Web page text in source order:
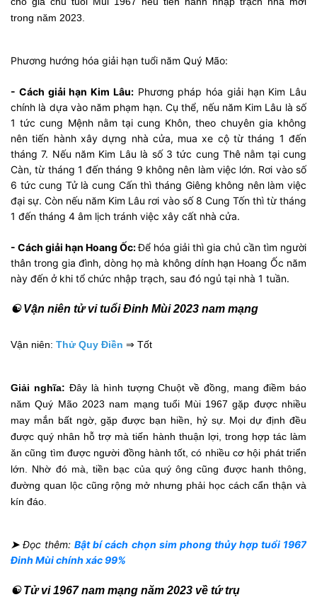
trong năm 2023.
Phương hướng hóa giải hạn tuổi năm Quý Mão:
- Cách giải hạn Kim Lâu:Phương pháp hóa giải hạn Kim Lâu
chính là dựa vào năm phạm hạn. Cụ thể, nếu năm Kim Lâu là số
1 tức cung Mệnh nằm tại cung Khôn, theo chuyên gia không
nên tiến hành xây dựng nhà cửa, mua xe cộ từ tháng 1 đến
tháng 7. Nếu năm Kim Lâu là số 3 tức cung Thê nằm tại cung
Càn, từ tháng 1 đến tháng 9 không nên làm việc lớn. Rơi vào số
6 tức cung Tử là cung Cấn thì tháng Giêng không nên làm việc
đại sự. Còn nếu năm Kim Lâu rơi vào số 8 Cung Tốn thì từ tháng
1 đến tháng 4 âm lịch tránh việc xây cất nhà cửa.
- Cách giải hạn Hoang Ốc:Để hóa giải thì gia chủ cần tìm người
thân trong gia đình, dòng họ mà không dính hạn Hoang Ốc năm
này đến ở khi tổ chức nhập trạch, sau đó ngủ tại nhà 1 tuần.
☯ Vận niên tử vi tuổi Đinh Mùi 2023 nam mạng
Vận niên: Thử Quy Điền ⇒ Tốt
Giải nghĩa: Đây là hình tượng Chuột về đồng, mang điềm báo
năm Quý Mão 2023 nam mạng tuổi Mùi 1967 gặp được nhiều
may mắn bất ngờ, gặp được bạn hiền, hỷ sự. Mọi dự định đều
được quý nhân hỗ trợ mà tiến hành thuận lợi, trong hợp tác làm
ăn cũng tìm được người đồng hành tốt, có nhiều cơ hội phát triển
lớn. Nhờ đó mà, tiền bạc của quý ông cũng được hanh thông,
đường quan lộc cũng rộng mở nhưng phải học cách cẩn thận và
kín đáo.
➤Đọc thêm:Bật bí cách chọn sim phong thủy hợp tuổi 1967
Đinh Mùi chính xác 99%
☯ Tử vi 1967 nam mạng năm 2023 về tứ trụ